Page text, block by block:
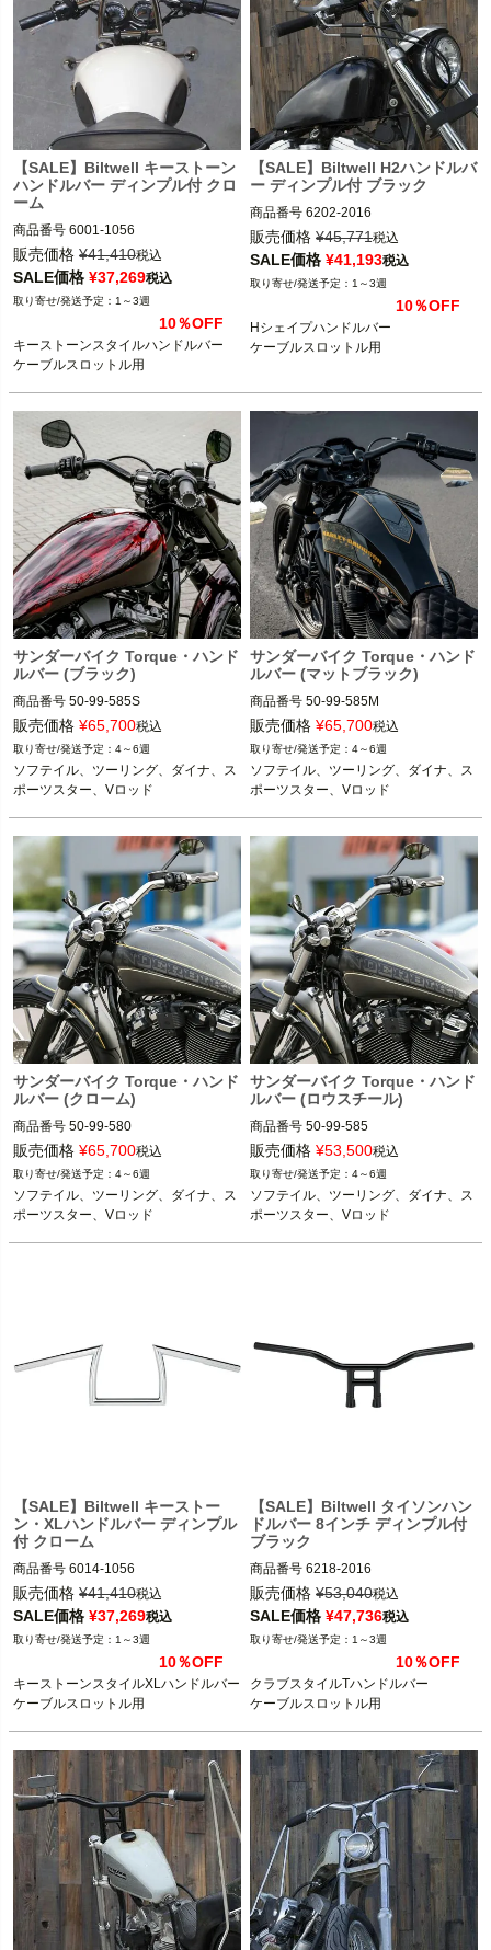
【SALE】Biltwell キーストーン
ハンドルバー ディンプル付 クロ
ーム
商品番号 6001-1056
3OT：0601-5110
販売価格 ¥41,410税込
SALE価格 ¥37,269税込
1～3週
10％OFF
キーストーンスタイルハンドルバー
ケーブルスロットル用
【SALE】Biltwell H2ハンドルバ
ー ディンプル付 ブラック
商品番号 6202-2016
3OT：0601-5139
販売価格 ¥45,771税込
SALE価格 ¥41,193税込
1～3週
10％OFF
Hシェイプハンドルバー
ケーブルスロットル用
サンダーバイク Torque・ハンド
ルバー (ブラック)
商品番号 50-99-585S
販売価格 ¥65,700税込
4～6週
ソフテイル、ツーリング、ダイナ、ス
ポーツスター、Vロッド
サンダーバイク Torque・ハンド
ルバー (マットブラック)
商品番号 50-99-585M
販売価格 ¥65,700税込
4～6週
ソフテイル、ツーリング、ダイナ、ス
ポーツスター、Vロッド
サンダーバイク Torque・ハンド
ルバー (クローム)
商品番号 50-99-580
販売価格 ¥65,700税込
4～6週
ソフテイル、ツーリング、ダイナ、ス
ポーツスター、Vロッド
サンダーバイク Torque・ハンド
ルバー (ロウスチール)
商品番号 50-99-585
販売価格 ¥53,500税込
4～6週
ソフテイル、ツーリング、ダイナ、ス
ポーツスター、Vロッド
【SALE】Biltwell キーストー
ン・XLハンドルバー ディンプル
付 クローム
商品番号 6014-1056
3OT：0601-5134
販売価格 ¥41,410税込
SALE価格 ¥37,269税込
1～3週
10％OFF
キーストーンスタイルXLハンドルバー
ケーブルスロットル用
【SALE】Biltwell タイソンハン
ドルバー 8インチ ディンプル付
ブラック
商品番号 6218-2016
3OT：0601-5141
販売価格 ¥53,040税込
SALE価格 ¥47,736税込
1～3週
10％OFF
クラブスタイルTハンドルバー
ケーブルスロットル用